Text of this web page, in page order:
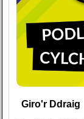
Giro'r Ddraig